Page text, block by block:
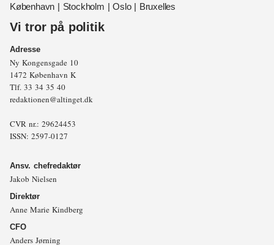
København | Stockholm | Oslo | Bruxelles
Vi tror på politik
Adresse
Ny Kongensgade 10
1472 København K
Tlf. 33 34 35 40
redaktionen@altinget.dk
CVR nr.: 29624453
ISSN: 2597-0127
Ansv. chefredaktør
Jakob Nielsen
Direktør
Anne Marie Kindberg
CFO
Anders Jørning